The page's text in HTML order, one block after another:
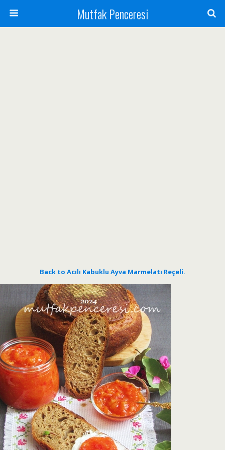
Mutfak Penceresi
Back to Acılı Kabuklu Ayva Marmelatı Reçeli.